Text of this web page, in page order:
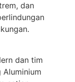
dan
dan tim
Aluminium